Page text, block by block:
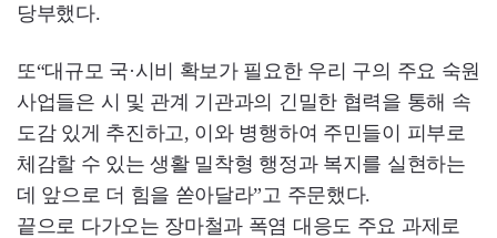
당부했다.
또“대규모 국·시비 확보가 필요한 우리 구의 주요 숙원
사업들은 시 및 관계 기관과의 긴밀한 협력을 통해 속
도감 있게 추진하고, 이와 병행하여 주민들이 피부로
체감할 수 있는 생활 밀착형 행정과 복지를 실현하는
데 앞으로 더 힘을 쏟아달라”고 주문했다.
끝으로 다가오는 장마철과 폭염 대응도 주요 과제로